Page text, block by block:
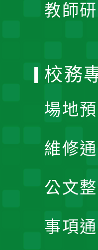
教師
校務
場地
維修
公文
事項